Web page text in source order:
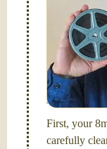
Hello, I'm
FilmFix — a
I am the
picture and
Santa
First, your
carefully